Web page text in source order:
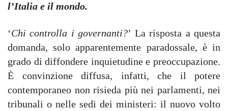
l’Italia e il mondo.
‘Chi controlla i governanti?’ La risposta a questa
domanda, solo apparentemente paradossale, è in
grado di diffondere inquietudine e preoccupazione.
È convinzione diffusa, infatti, che il potere
contemporaneo non risieda più nei parlamenti, nei
tribunali o nelle sedi dei ministeri: il nuovo volto